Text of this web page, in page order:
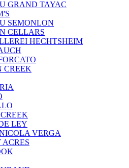
GRAND TAYAC
SEMONLON
CELLARS
HECHTSHEIM
CREEK
LEY
VERGA